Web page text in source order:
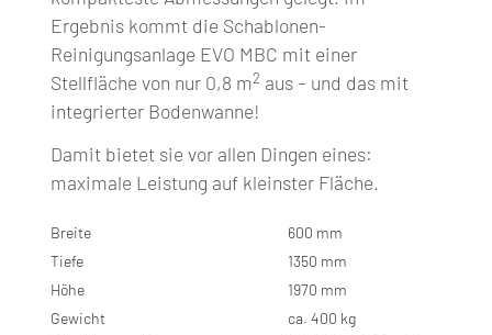
Ergebnis kommt die Schablonen-
Reinigungsanlage EVO MBC mit einer
Stellfläche von nur 0,8 m2 aus – und das mit
integrierter Bodenwanne!
Damit bietet sie vor allen Dingen eines:
maximale Leistung auf kleinster Fläche.
Breite
600 mm
Tiefe
1350 mm
Höhe
1970 mm
Gewicht
ca. 400 kg